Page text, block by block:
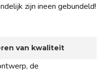
zijn ineen gebundeld!
van kwaliteit
de